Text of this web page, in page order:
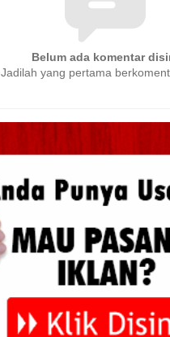
Belum ada komentar
Jadilah yang pertama